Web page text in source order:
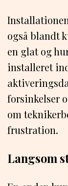
også blandt
en glat og
installeret
forsinkelser
om
frustration.
Langsom